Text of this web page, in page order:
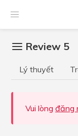
Review 5
Lý thuyết
Vui lòng đăng